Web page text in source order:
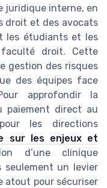
juridique interne, en
droit et des avocats
les étudiants et les
droit. Cette
gestion des risques
des équipes face
approfondir la
paiement direct au
les directions
sur les enjeux et
d’une clinique
seulement un levier
atout pour sécuriser